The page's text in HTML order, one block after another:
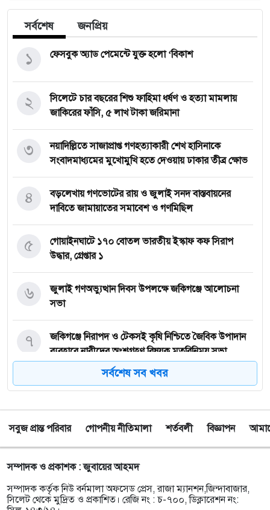
সর্বশেষ জনপ্রিয়
ফেসবুক অ্যাড পেমেন্টে যুক্ত হলো ‘বিকাশ
১
সিলেটে চার বছরের শিশু ফাহিমা ধর্ষণ ও হত্যা মামলায়
জাকিরের ফাঁসি, ৫ লাখ টাকা জরিমানা
২
নয়াদিল্লিতে সাজাপ্রাপ্ত গণহত্যাকারী শেখ হাসিনাকে
সংবাদমাধ্যমের মুখোমুখি হতে দেওয়ায় ঢাকার তীব্র ক্ষোভ
৩
বড়লেখায় গণভোটের রায় ও জুলাই সনদ বাস্তবায়নের
দাবিতে জামায়াতের সমাবেশ ও গণমিছিল
৪
গোয়াইনঘাটে ১৭০ বোতল ভারতীয় ইস্কাফ কফ সিরাপ
উদ্ধার, গ্রেপ্তার ১
৫
জুলাই গণঅভ্যুত্থান দিবস উপলক্ষে জকিগঞ্জে আলোচনা
সভা
৬
জকিগঞ্জে নিরাপদ ও টেকসই কৃষি নিশ্চিতে জৈবিক উপাদান
ব্যবহারে নারীদের অংশগ্রহণ বিষয়ক মতবিনিময় সভা
৭
টাঙ্গুয়ার হাওর অবৈধভাবে অনুপ্রবেশের দায়ে ৬ হাউসবোটে
৮
সেপ্টেম্বর থেকে সিলেট ওসমানী বিমানবন্দরে ফের বিদেশি
ফ্লাইট চালু করছে সালামএয়ার
৯
জকিগঞ্জে প্রাইম মিনিস্টার্স গোল্ডকাপ ফুটবল টুর্নামেন্ট
উপলক্ষে প্রস্তুতিমূলক সভা
১০
সর্বশেষ সব খবর
সবুজ প্রান্ত পরিবার গোপনীয় নীতিমালা শর্তবলী বিজ্ঞাপন
সম্পাদক ও প্রকাশক : জুবায়ের আহমদ
সম্পাদক কর্তৃক নিউ বর্নমালা অফসেড প্রেস, রাজা ম্যানশন,জিন্দাবাজার,
সিলেট থেকে মুদ্রিত ও প্রকাশিত। রেজি নং : চ-৭০০, ডিক্লারেশন নং: